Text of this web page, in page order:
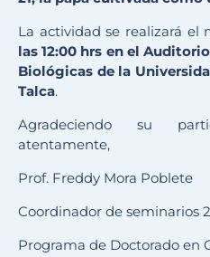
La actividad se realizará el
las 12:00 hrs en el
Biológicas de la
Talca.
Agradeciendo su
atentamente,
Prof. Freddy Mora Poblete
Coordinador de seminarios
Programa de Doctorado en